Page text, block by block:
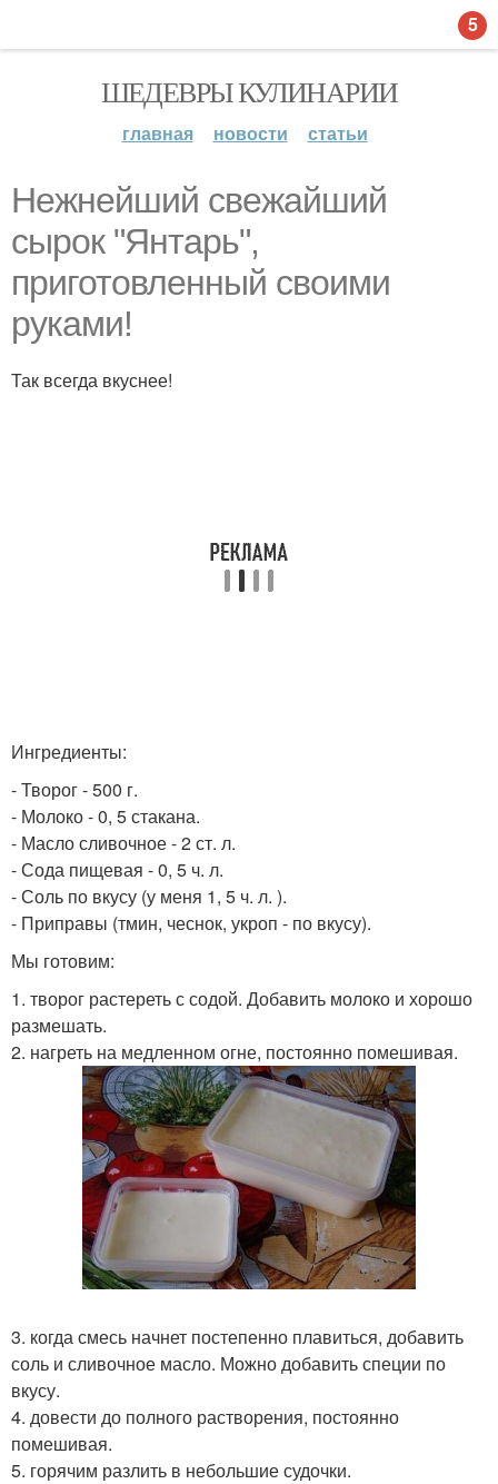
ШЕДЕВРЫ КУЛИНАРИИ
главная новости статьи
Нежнейший свежайший
сырок "Янтарь",
приготовленный своими
руками!
Так всегда вкуснее!
Ингредиенты:
- Творог - 500 г.
- Молоко - 0, 5 стакана.
- Масло сливочное - 2 ст. л.
- Сода пищевая - 0, 5 ч. л.
- Соль по вкусу (у меня 1, 5 ч. л. ).
- Приправы (тмин, чеснок, укроп - по вкусу).
Мы готовим:
1. творог растереть с содой. Добавить молоко и хорошо
размешать.
2. нагреть на медленном огне, постоянно помешивая.
3. когда смесь начнет постепенно плавиться, добавить
соль и сливочное масло. Можно добавить специи по
вкусу.
4. довести до полного растворения, постоянно
помешивая.
5. горячим разлить в небольшие судочки.
5